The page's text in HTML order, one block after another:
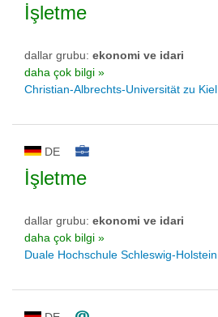
İşletme
dallar grubu: ekonomi ve idari
daha çok bilgi »
Christian-Albrechts-Universität zu Kiel
DE
İşletme
dallar grubu: ekonomi ve idari
daha çok bilgi »
Duale Hochschule Schleswig-Holstein